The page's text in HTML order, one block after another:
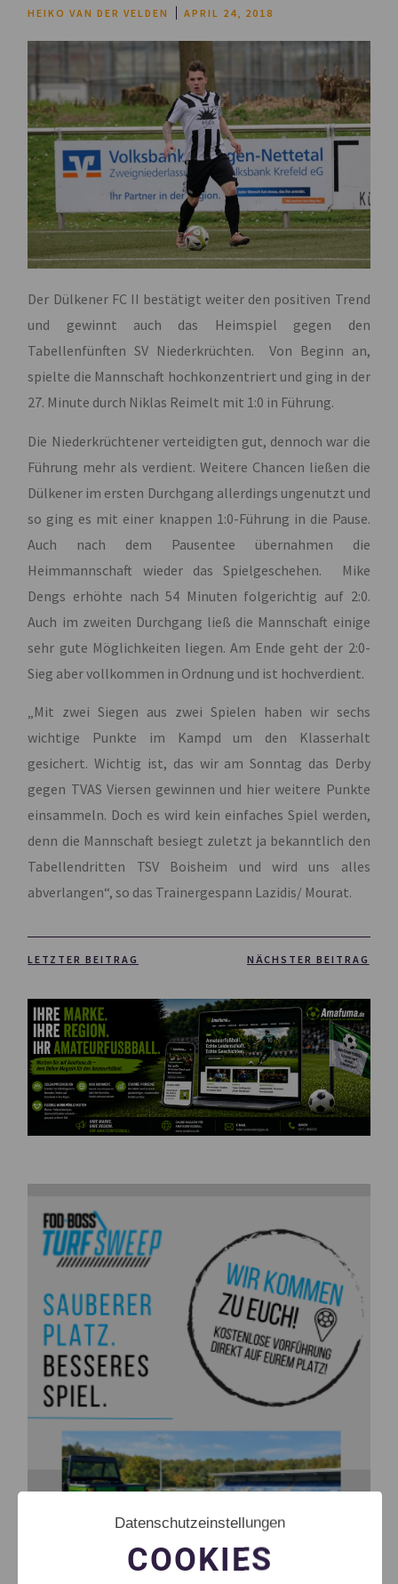
HEIKO VAN DER VELDEN APRIL 24, 2018
Der Dülkener FC II bestätigt weiter den positiven Trend
und gewinnt auch das Heimspiel gegen den
Tabellenfünften SV Niederkrüchten. Von Beginn an,
spielte die Mannschaft hochkonzentriert und ging in der
27. Minute durch Niklas Reimelt mit 1:0 in Führung.
Die Niederkrüchtener verteidigten gut, dennoch war die
Führung mehr als verdient. Weitere Chancen ließen die
Dülkener im ersten Durchgang allerdings ungenutzt und
so ging es mit einer knappen 1:0-Führung in die Pause.
Auch nach dem Pausentee übernahmen die
Heimmannschaft wieder das Spielgeschehen. Mike
Dengs erhöhte nach 54 Minuten folgerichtig auf 2:0.
Auch im zweiten Durchgang ließ die Mannschaft einige
sehr gute Möglichkeiten liegen. Am Ende geht der 2:0-
Sieg aber vollkommen in Ordnung und ist hochverdient.
„Mit zwei Siegen aus zwei Spielen haben wir sechs
wichtige Punkte im Kampd um den Klasserhalt
gesichert. Wichtig ist, das wir am Sonntag das Derby
gegen TVAS Viersen gewinnen und hier weitere Punkte
einsammeln. Doch es wird kein einfaches Spiel werden,
denn die Mannschaft besiegt zuletzt ja bekanntlich den
Tabellendritten TSV Boisheim und wird uns alles
abverlangen“, so das Trainergespann Lazidis/ Mourat.
LETZTER BEITRAG NÄCHSTER BEITRAG
Datenschutzeinstellungen
COOKIES